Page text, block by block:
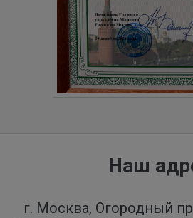
Наш
г. Москва, Огородный